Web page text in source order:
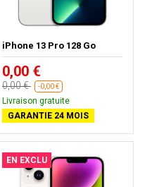
iPhone 13 Pro 128 Go
0,00 €
0,00 € -0,00 €
Livraison gratuite
GARANTIE 24 MOIS
EN EXCLU